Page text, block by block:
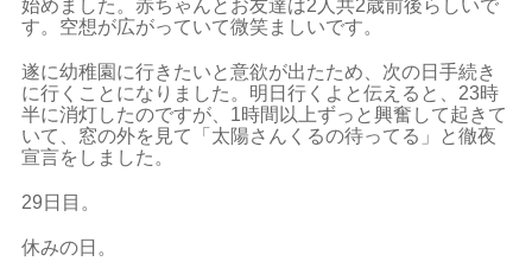
始めました。赤ちゃんとお友達は2人共2歳前後らしいで
す。空想が広がっていて微笑ましいです。
遂に幼稚園に行きたいと意欲が出たため、次の日手続き
に行くことになりました。明日行くよと伝えると、23時
半に消灯したのですが、1時間以上ずっと興奮して起きて
いて、窓の外を見て「太陽さんくるの待ってる」と徹夜
宣言をしました。
29日目。
休みの日。